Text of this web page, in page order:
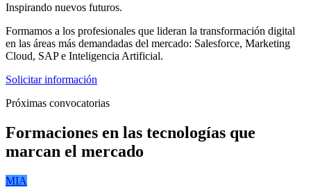
Inspirando nuevos futuros.
Formamos a los profesionales que lideran la transformación digital
en las áreas más demandadas del mercado: Salesforce, Marketing
Cloud, SAP e Inteligencia Artificial.
Solicitar información
Próximas convocatorias
Formaciones en las tecnologías que
marcan el mercado
MIA